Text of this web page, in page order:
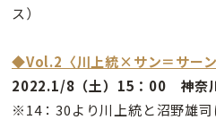
ス）
◆Vol.2〈川上統×サン＝サーン
2022.1/8（土）15：00 神奈
※14：30より川上統と沼野雄司